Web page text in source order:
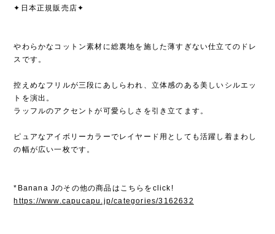
✦日本正規販売店✦
やわらかなコットン素材に総裏地を施した薄すぎない仕立てのドレ
スです。
控えめなフリルが三段にあしらわれ、立体感のある美しいシルエッ
トを演出。
ラッフルのアクセントが可愛らしさを引き立てます。
ピュアなアイボリーカラーでレイヤード用としても活躍し着まわし
の幅が広い一枚です。
*Banana Jのその他の商品はこちらをclick!
https://www.capucapu.jp/categories/3162632